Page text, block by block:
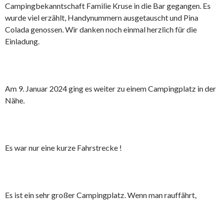
Campingbekanntschaft Familie Kruse in die Bar gegangen. Es
wurde viel erzählt, Handynummern ausgetauscht und Pina
Colada genossen. Wir danken noch einmal herzlich für die
Einladung.
Am 9. Januar 2024 ging es weiter zu einem Campingplatz in der
Nähe.
Es war nur eine kurze Fahrstrecke !
Es ist ein sehr großer Campingplatz. Wenn man rauffährt,